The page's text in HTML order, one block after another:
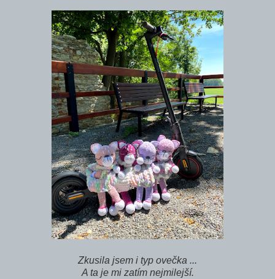
Zkusila jsem i typ ovečka ...
A ta je mi zatím nejmilejší.